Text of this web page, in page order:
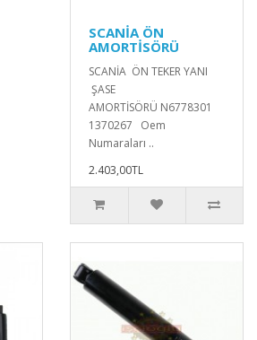
SCANİA ÖN
AMORTİSÖRÜ
SCANİA ÖN TEKER YANI
ŞASE
AMORTİSÖRÜ N6778301
1370267 Oem
Numaraları ..
2.403,00TL